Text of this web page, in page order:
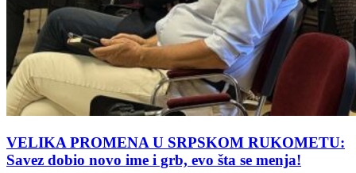
VELIKA PROMENA U SRPSKOM RUKOMETU:
Savez dobio novo ime i grb, evo šta se menja!